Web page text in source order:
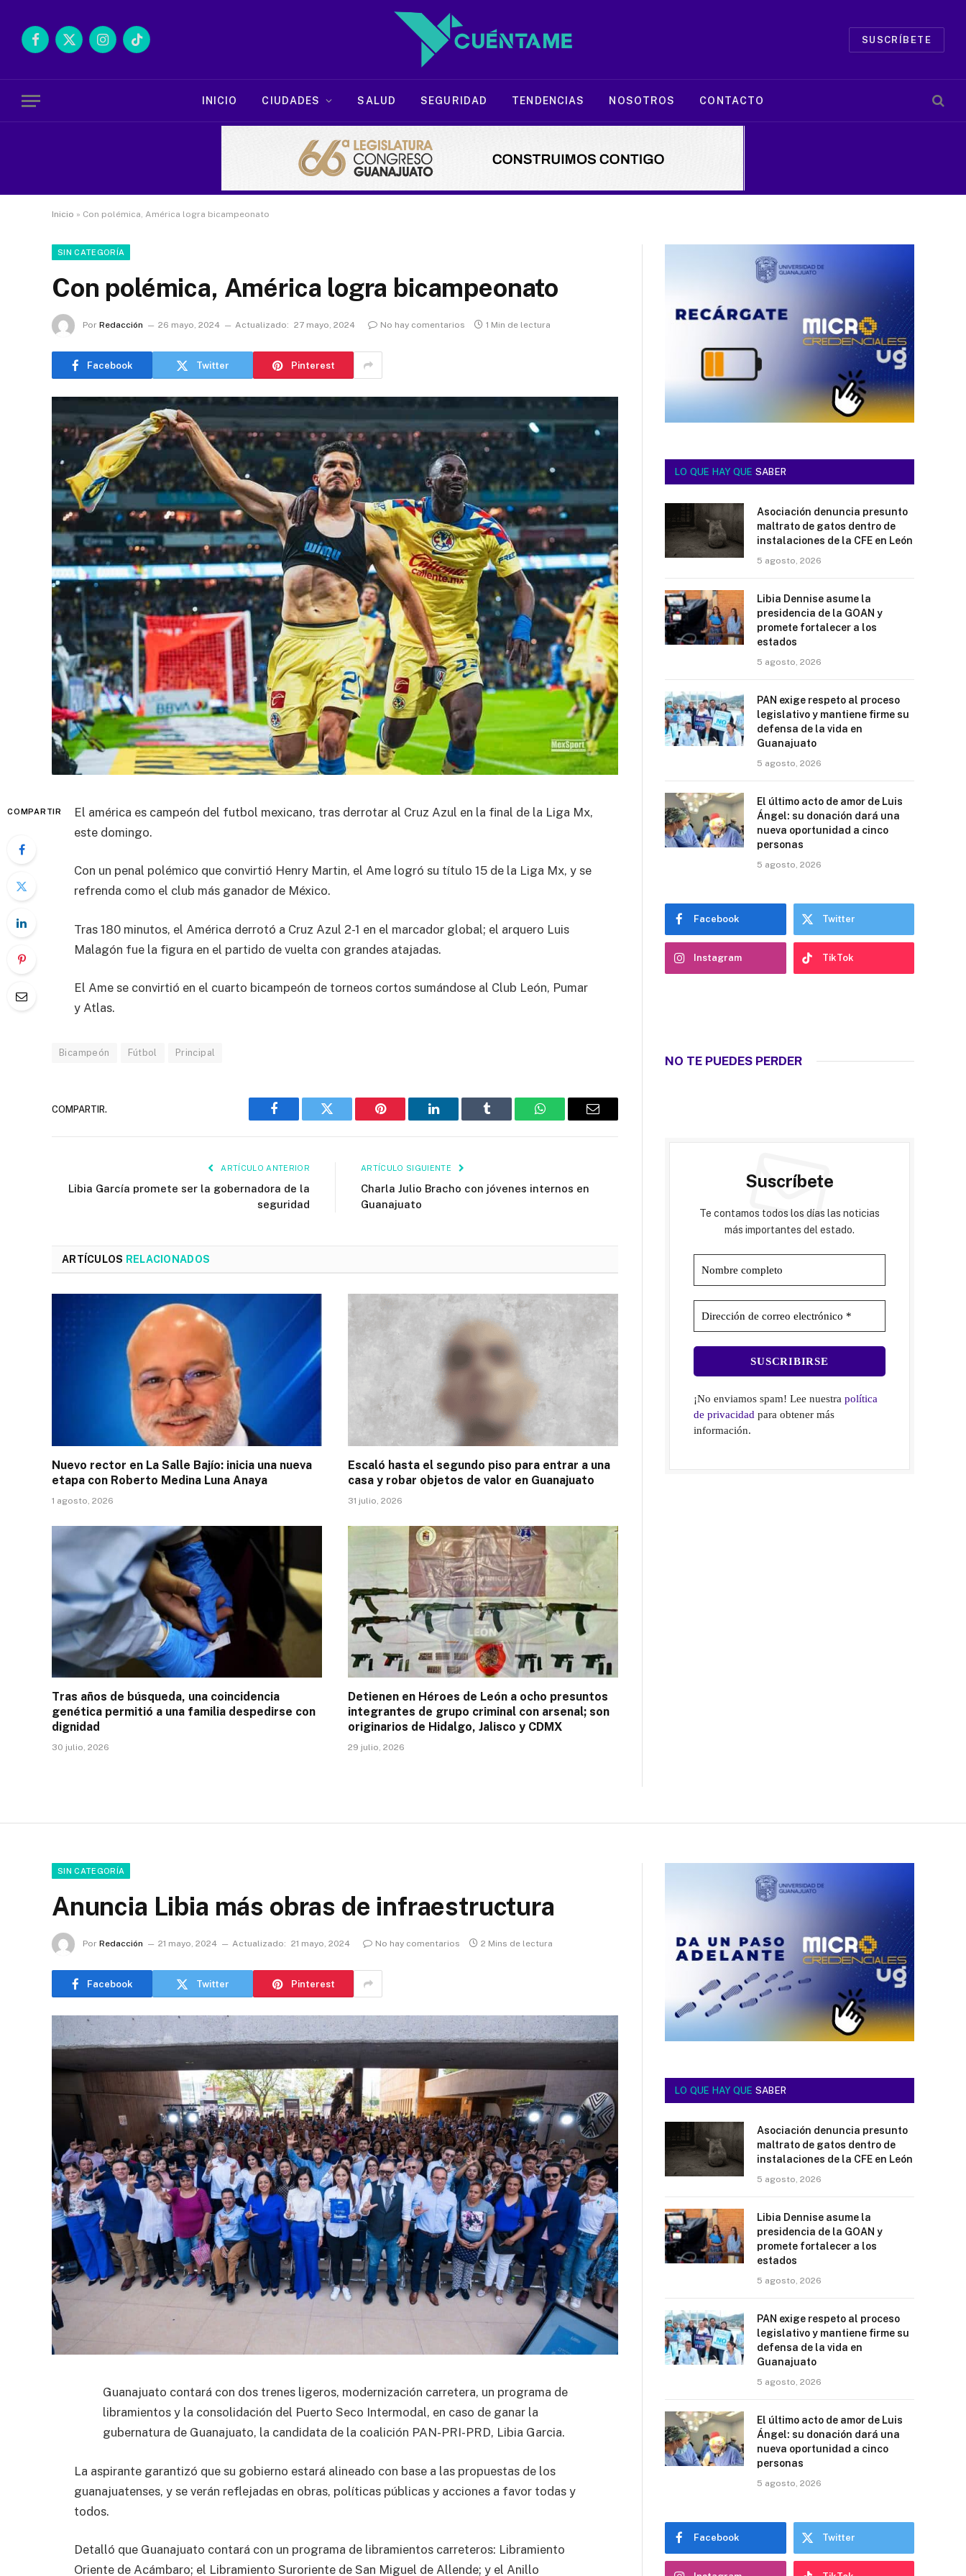
Facebook
X
InstagramTikTok
SUSCRÍBETE
INICIO CIUDADES SALUD SEGURIDAD TENDENCIAS NOSOTROS CONTACTO
Inicio » Con polémica, América logra bicampeonato
SIN CATEGORÍA
Con polémica, América logra bicampeonato
Por Redacción 26 mayo, 2024 Actualizado: 27 mayo, 2024 No hay comentarios 1 Min de lectura
Facebook Twitter Pinterest
COMPARTIR
El américa es campeón del futbol mexicano, tras derrotar al Cruz Azul en la final de la Liga Mx,
este domingo.
Con un penal polémico que convirtió Henry Martin, el Ame logró su título 15 de la Liga Mx, y se
refrenda como el club más ganador de México.
Tras 180 minutos, el América derrotó a Cruz Azul 2-1 en el marcador global; el arquero Luis
Malagón fue la figura en el partido de vuelta con grandes atajadas.
El Ame se convirtió en el cuarto bicampeón de torneos cortos sumándose al Club León, Pumar
y Atlas.
Bicampeón Fútbol Principal
COMPARTIR.
Facebook Twitter Pinterest LinkedIn Tumblr WhatsAppEmail
ARTÍCULO ANTERIOR
Libia García promete ser la gobernadora de la
seguridad
ARTÍCULO SIGUIENTE
Charla Julio Bracho con jóvenes internos en
Guanajuato
ARTÍCULOS RELACIONADOS
Nuevo rector en La Salle Bajío: inicia una nueva
etapa con Roberto Medina Luna Anaya
1 agosto, 2026
Escaló hasta el segundo piso para entrar a una
casa y robar objetos de valor en Guanajuato
31 julio, 2026
Tras años de búsqueda, una coincidencia
genética permitió a una familia despedirse con
dignidad
30 julio, 2026
Detienen en Héroes de León a ocho presuntos
integrantes de grupo criminal con arsenal; son
originarios de Hidalgo, Jalisco y CDMX
29 julio, 2026
LO QUE HAY QUE SABER
Asociación denuncia presunto
maltrato de gatos dentro de
instalaciones de la CFE en León
5 agosto, 2026
Libia Dennise asume la
presidencia de la GOAN y
promete fortalecer a los
estados
5 agosto, 2026
PAN exige respeto al proceso
legislativo y mantiene firme su
defensa de la vida en
Guanajuato
5 agosto, 2026
El último acto de amor de Luis
Ángel: su donación dará una
nueva oportunidad a cinco
personas
5 agosto, 2026
Facebook Twitter
Instagram TikTok
NO TE PUEDES PERDER
Suscríbete
Te contamos todos los días las noticias
más importantes del estado.
¡No enviamos spam! Lee nuestrapolítica
de privacidad para obtener más
información.
SIN CATEGORÍA
Anuncia Libia más obras de infraestructura
Por Redacción 21 mayo, 2024 Actualizado: 21 mayo, 2024 No hay comentarios 2 Mins de lectura
Facebook Twitter Pinterest
Guanajuato contará con dos trenes ligeros, modernización carretera, un programa de
libramientos y la consolidación del Puerto Seco Intermodal, en caso de ganar la
gubernatura de Guanajuato, la candidata de la coalición PAN-PRI-PRD, Libia Garcia.
La aspirante garantizó que su gobierno estará alineado con base a las propuestas de los
guanajuatenses, y se verán reflejadas en obras, políticas públicas y acciones a favor todas y
todos.
Detalló que Guanajuato contará con un programa de libramientos carreteros: Libramiento
Oriente de Acámbaro; el Libramiento Suroriente de San Miguel de Allende; y el Anillo
LO QUE HAY QUE SABER
Asociación denuncia presunto
maltrato de gatos dentro de
instalaciones de la CFE en León
5 agosto, 2026
Libia Dennise asume la
presidencia de la GOAN y
promete fortalecer a los
estados
5 agosto, 2026
PAN exige respeto al proceso
legislativo y mantiene firme su
defensa de la vida en
Guanajuato
5 agosto, 2026
El último acto de amor de Luis
Ángel: su donación dará una
nueva oportunidad a cinco
personas
5 agosto, 2026
Facebook Twitter